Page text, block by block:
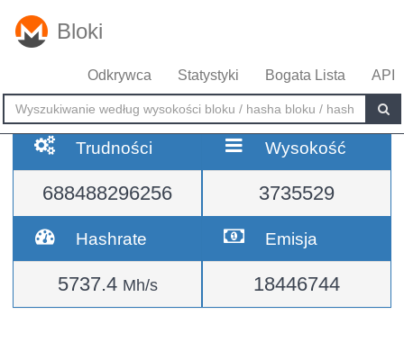
Bloki
Odkrywca Statystyki Bogata Lista API
Trudności
688488296256
Wysokość
3735529
Hashrate
5737.4 Mh/s
Emisja
18446744